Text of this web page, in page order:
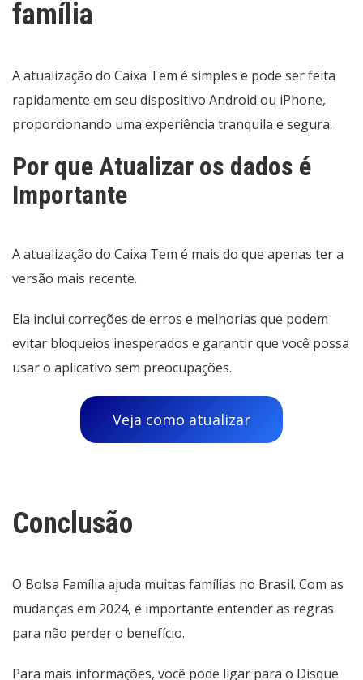
família
A atualização do Caixa Tem é simples e pode ser feita
rapidamente em seu dispositivo Android ou iPhone,
proporcionando uma experiência tranquila e segura.
Por que Atualizar os dados é
Importante
A atualização do Caixa Tem é mais do que apenas ter a
versão mais recente.
Ela inclui correções de erros e melhorias que podem
evitar bloqueios inesperados e garantir que você possa
usar o aplicativo sem preocupações.
Veja como atualizar
Conclusão
O Bolsa Família ajuda muitas famílias no Brasil. Com as
mudanças em 2024, é importante entender as regras
para não perder o benefício.
Para mais informações, você pode ligar para o Disque